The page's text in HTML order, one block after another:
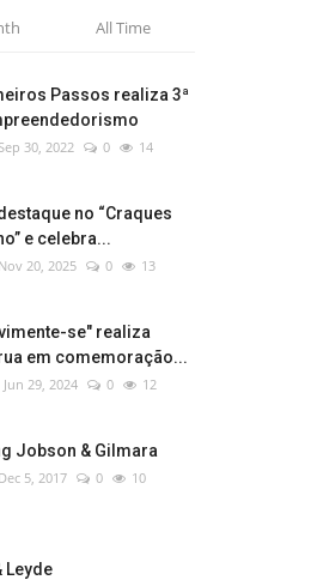
All Time
Passos realiza 3ª
30, 2022 0 14
no “Craques
e celebra...
Nov 20, 2025 0 13
se" realiza
em comemoração...
Jun 29, 2024 0 12
Jobson & Gilmara
Dec 5, 2017 0 10
Leyde